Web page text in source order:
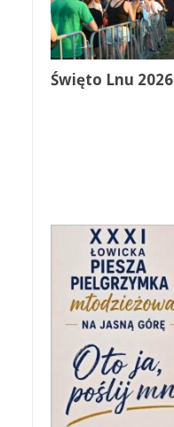
Święto Lnu 2026